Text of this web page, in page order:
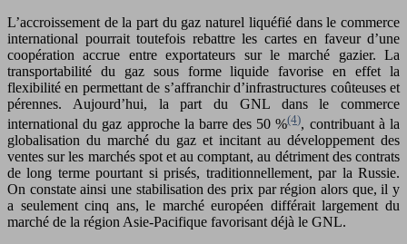
L’accroissement de la part du gaz naturel liquéfié dans le commerce
international pourrait toutefois rebattre les cartes en faveur d’une
coopération accrue entre exportateurs sur le marché gazier. La
transportabilité du gaz sous forme liquide favorise en effet la
flexibilité en permettant de s’affranchir d’infrastructures coûteuses et
pérennes. Aujourd’hui, la part du GNL dans le commerce
international du gaz approche la barre des 50 %(4), contribuant à la
globalisation du marché du gaz et incitant au développement des
ventes sur les marchés spot et au comptant, au détriment des contrats
de long terme pourtant si prisés, traditionnellement, par la Russie.
On constate ainsi une stabilisation des prix par région alors que, il y
a seulement cinq ans, le marché européen différait largement du
marché de la région Asie-Pacifique favorisant déjà le GNL.